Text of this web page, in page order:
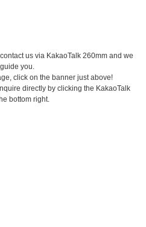
us via KakaoTalk 260mm and we
you.
click on the banner just above!
directly by clicking the KakaoTalk
bottom right.